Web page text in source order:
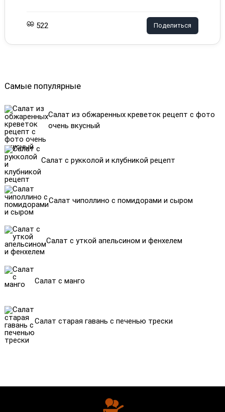
Самые популярные
Салат из обжаренных креветок рецепт с фото
очень вкусный
Салат с рукколой и клубникой рецепт
Салат чиполлино с помидорами и сыром
Салат с уткой апельсином и фенхелем
Салат с манго
Салат старая гавань с печенью трески
522 Поделиться